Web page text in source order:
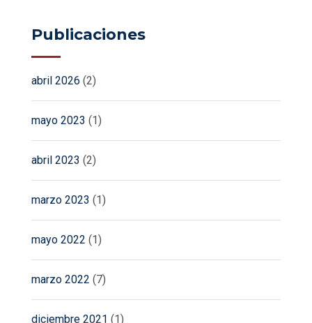
Publicaciones
abril 2026 (2)
mayo 2023 (1)
abril 2023 (2)
marzo 2023 (1)
mayo 2022 (1)
marzo 2022 (7)
diciembre 2021 (1)